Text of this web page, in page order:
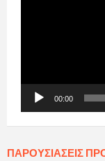
00:00
ΠΑΡΟΥΣΙΆΣΕΙΣ